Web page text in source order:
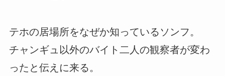
テホの居場所をなぜか知っているソンフ。
チャンギュ以外のバイト二人の観察者が変わ
ったと伝えに来る。